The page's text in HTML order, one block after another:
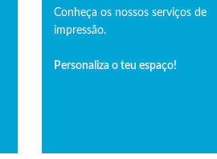
Conheça os nossos serviços de
impressão.
Personaliza o teu espaço!